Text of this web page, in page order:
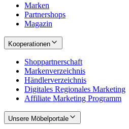
Marken
Partnershops
Magazin
Kooperationen
Shoppartnerschaft
Markenverzeichnis
Händlerverzeichnis
Digitales Regionales Marketing
Affiliate Marketing Programm
Unsere Möbelportale